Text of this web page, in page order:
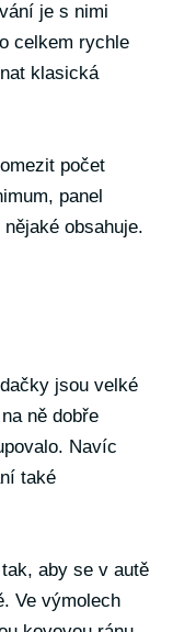
je s nimi
celkem rychle
klasická
počet
panel
obsahuje.
jsou velké
ně dobře
Navíc
také
aby se v autě
Ve výmolech